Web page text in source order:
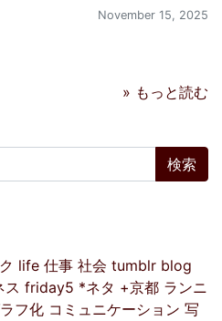
November 15, 2025
» もっと読む
life 仕事 社会 tumblr blog
ス friday5 *ネタ +京都 ランニ
フ化 コミュニケーション 写